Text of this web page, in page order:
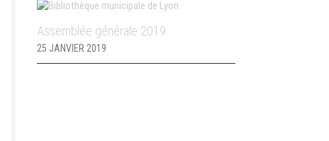
Assemblée générale 2019
25 JANVIER 2019